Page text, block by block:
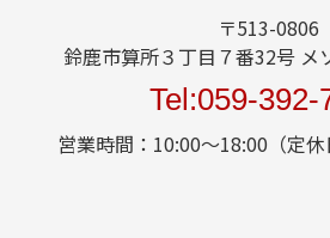
〒513-0806
鈴鹿市算所３丁目７番32号 メ
Tel:059-392-
営業時間：10:00～18:00（定休